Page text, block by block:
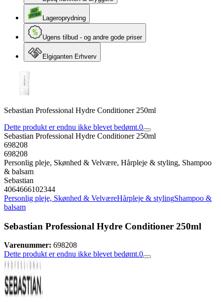
Lageroprydning
Ugens tilbud - og andre gode priser
Elgiganten Erhverv
Sebastian Professional Hydre Conditioner 250ml
Dette produkt er endnu ikke blevet bedømt.0
Sebastian Professional Hydre Conditioner 250ml
698208
698208
Personlig pleje, Skønhed & Velvære, Hårpleje & styling, Shampoo
& balsam
Sebastian
4064666102344
Personlig pleje, Skønhed & VelværeHårpleje & stylingShampoo &
balsam
Sebastian Professional Hydre Conditioner 250ml
Varenummer: 698208
Dette produkt er endnu ikke blevet bedømt.0